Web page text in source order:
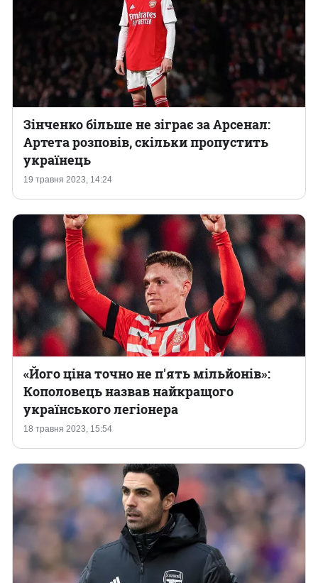
19 травня 2023, 14:24
Зінченко більше не зіграє за Арсенал:
Артета розповів, скільки пропустить
українець
18 травня 2023, 15:54
«Його ціна точно не п'ять мільйонів»:
Кополовець назвав найкращого
українського легіонера